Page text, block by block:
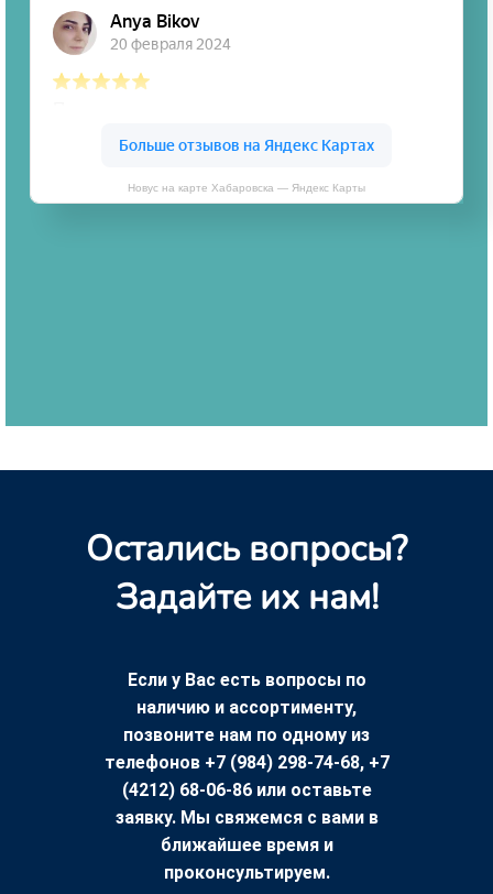
Новус на карте Хабаровска — Яндекс Карты
Остались вопросы?
Задайте их нам!
Если у Вас есть вопросы по
наличию и ассортименту,
позвоните нам по одному из
телефонов +7 (984) 298-74-68, +7
(4212) 68-06-86 или оставьте
заявку. Мы свяжемся с вами в
ближайшее время и
проконсультируем.